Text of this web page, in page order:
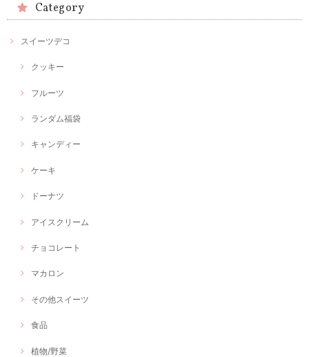
Category
スイーツデコ
クッキー
フルーツ
ランダム福袋
キャンディー
ケーキ
ドーナツ
アイスクリーム
チョコレート
マカロン
その他スイーツ
食品
植物/野菜